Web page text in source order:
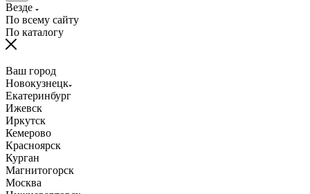
Везде
По всему сайту
По каталогу
Ваш город
Новокузнецк
Екатеринбург
Ижевск
Иркутск
Кемерово
Красноярск
Курган
Магнитогорск
Москва